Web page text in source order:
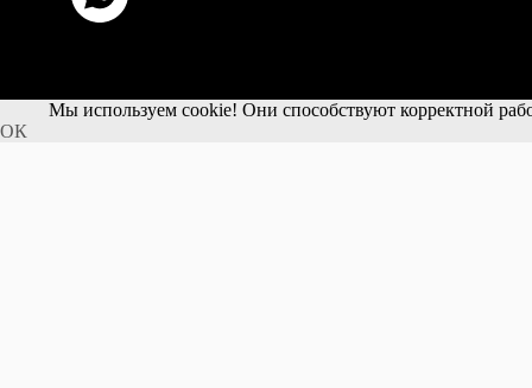
Мы используем cookie! Они способствуют корректной
ОК